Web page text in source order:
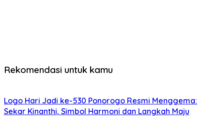
Rekomendasi untuk kamu
Logo Hari Jadi ke-530 Ponorogo Resmi Menggema:
Sekar Kinanthi, Simbol Harmoni dan Langkah Maju